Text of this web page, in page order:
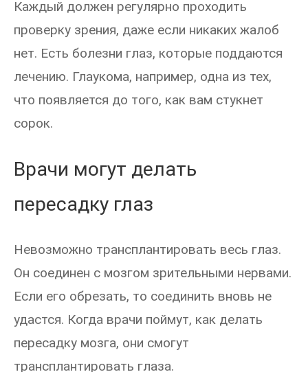
Каждый должен регулярно проходить
проверку зрения, даже если никаких жалоб
нет. Есть болезни глаз, которые поддаются
лечению. Глаукома, например, одна из тех,
что появляется до того, как вам стукнет
сорок.
Врачи могут делать
пересадку глаз
Невозможно трансплантировать весь глаз.
Он соединен с мозгом зрительными нервами.
Если его обрезать, то соединить вновь не
удастся. Когда врачи поймут, как делать
пересадку мозга, они смогут
трансплантировать глаза.